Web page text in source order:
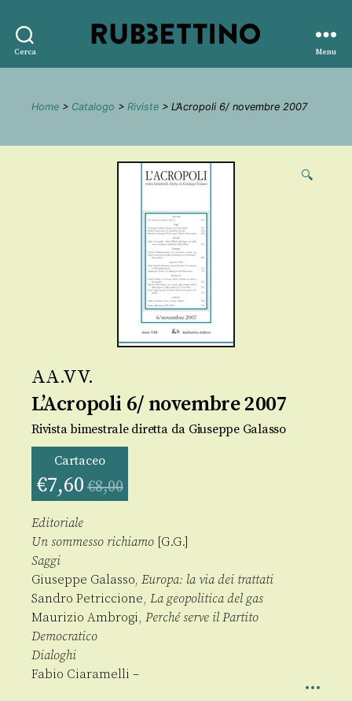
Cerca
editore
Menu
Home > Catalogo > Riviste > L’Acropoli 6/ novembre 2007
🔍
AA.VV.
L’Acropoli 6/ novembre 2007
Rivista bimestrale diretta da Giuseppe Galasso
Cartaceo
€7,60 €8,00
Editoriale
Un sommesso richiamo [G.G.]
Saggi
Giuseppe Galasso, Europa: la via dei trattati
Sandro Petriccione, La geopolitica del gas
Maurizio Ambrogi, Perché serve il Partito
Democratico
Dialoghi
Fabio Ciaramelli –